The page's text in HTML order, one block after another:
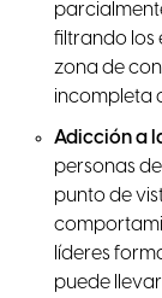
filtrando los
zona de
incompleta
Adicción a
personas
punto de
líderes
puede